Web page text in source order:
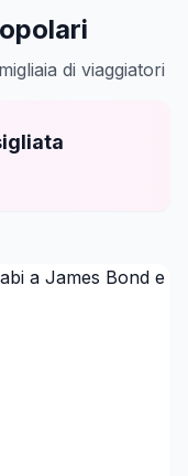
di viaggiatori